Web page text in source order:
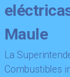
Maule
La
Combustibles